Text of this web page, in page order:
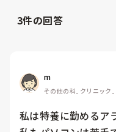
3件の回答
m
その他の科, クリニック
私は特養に勤めるア